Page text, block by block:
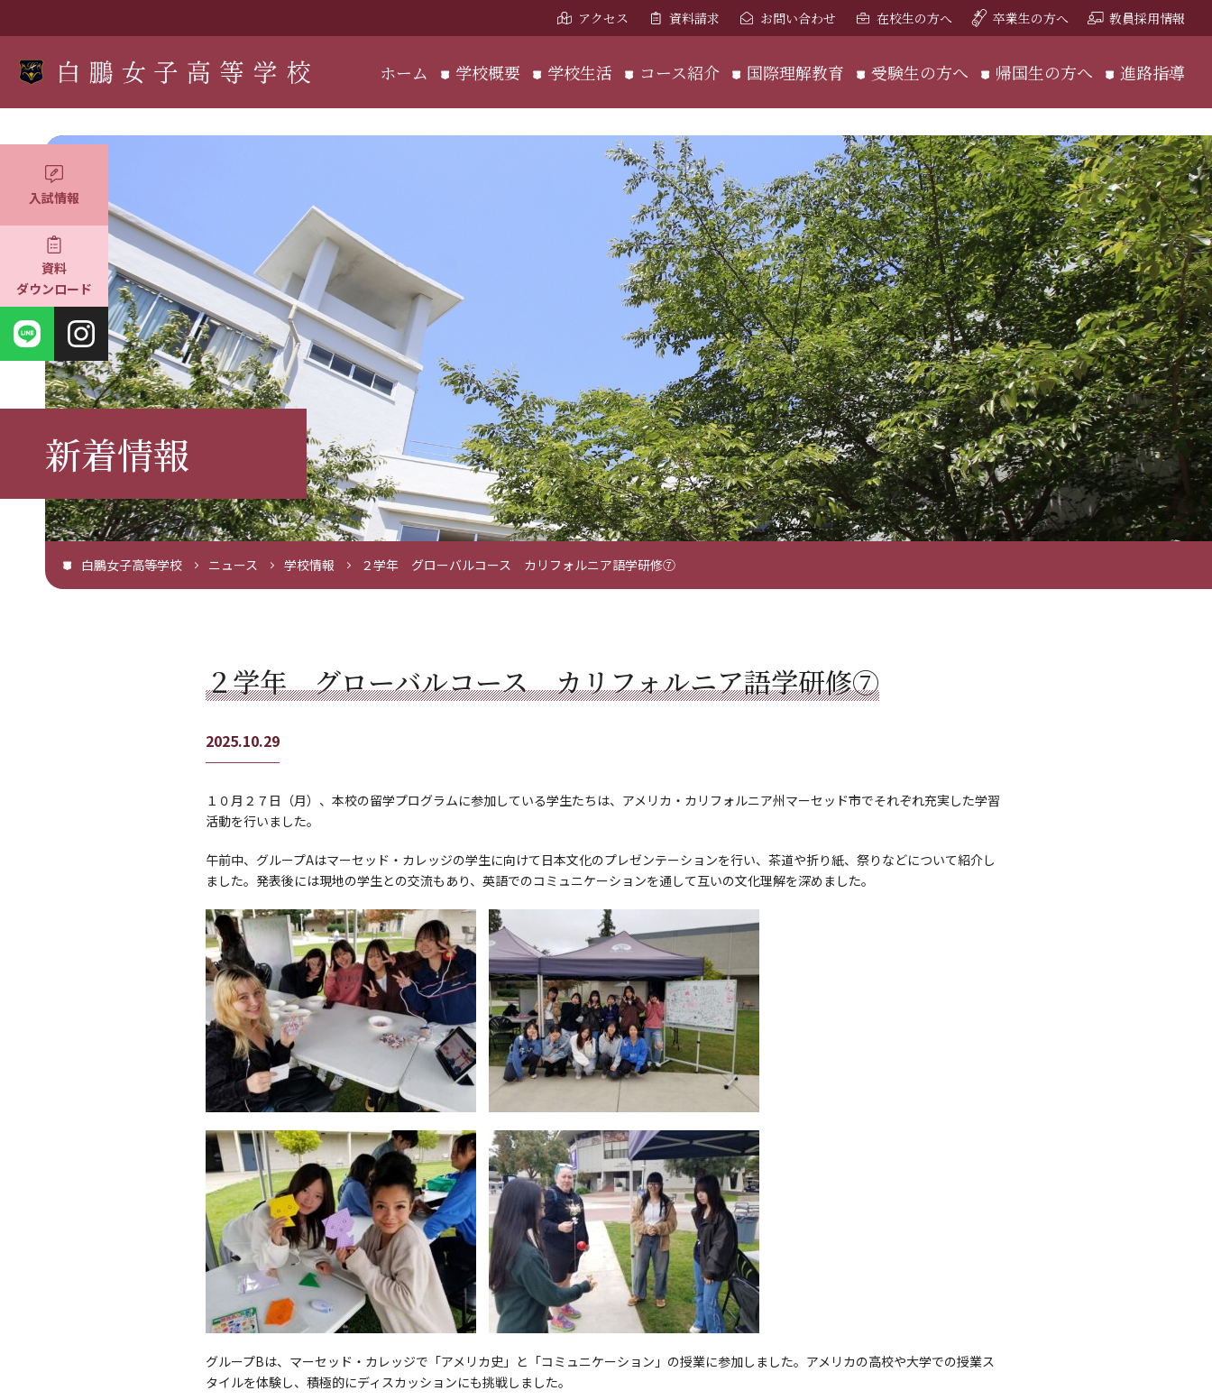
入試情報
資料
ダウンロード
アクセス 資料請求 お問い合わせ 在校生の方へ 卒業生の方へ 教員採用情報
ホーム 学校概要 学校生活 コース紹介 国際理解教育 受験生の方へ 帰国生の方へ 進路指導
新着情報
白鵬女子高等学校 ニュース 学校情報 ２学年 グローバルコース カリフォルニア語学研修⑦
２学年 グローバルコース カリフォルニア語学研修⑦
2025.10.29
１０月２７日（月）、本校の留学プログラムに参加している学生たちは、アメリカ・カリフォルニア州マーセッド市でそれぞれ充実した学習
活動を行いました。
午前中、グループAはマーセッド・カレッジの学生に向けて日本文化のプレゼンテーションを行い、茶道や折り紙、祭りなどについて紹介し
ました。発表後には現地の学生との交流もあり、英語でのコミュニケーションを通して互いの文化理解を深めました。
グループBは、マーセッド・カレッジで「アメリカ史」と「コミュニケーション」の授業に参加しました。アメリカの高校や大学での授業ス
タイルを体験し、積極的にディスカッションにも挑戦しました。